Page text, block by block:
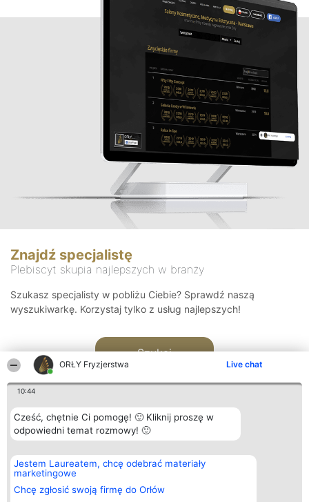
ORŁY Fryzjerstwa Live chat
10:44
Cześć, chętnie Ci pomogę! 🙂 Kliknij proszę w
odpowiedni temat rozmowy! 🙂
Jestem Laureatem, chcę odebrać materiały
marketingowe
Chcę zgłosić swoją firmę do Orłów
Znajdź specjalistę
Plebiscyt skupia najlepszych w branży
Szukasz specjalisty w pobliżu Ciebie? Sprawdź naszą
wyszukiwarkę. Korzystaj tylko z usług najlepszych!
Szukaj
Organizator plebiscytu
Bright Side Solutions sp. z o.
o. sp. k.
ul. Ruska 22
Wrocław 50-079
Plebiscyt
Laureaci
wszystkich
Laureatów
Kontakt
Kontakt